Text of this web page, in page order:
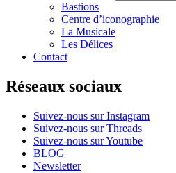
Bastions
Centre d’iconographie
La Musicale
Les Délices
Contact
Réseaux sociaux
Suivez-nous sur Instagram
Suivez-nous sur Threads
Suivez-nous sur Youtube
BLOG
Newsletter